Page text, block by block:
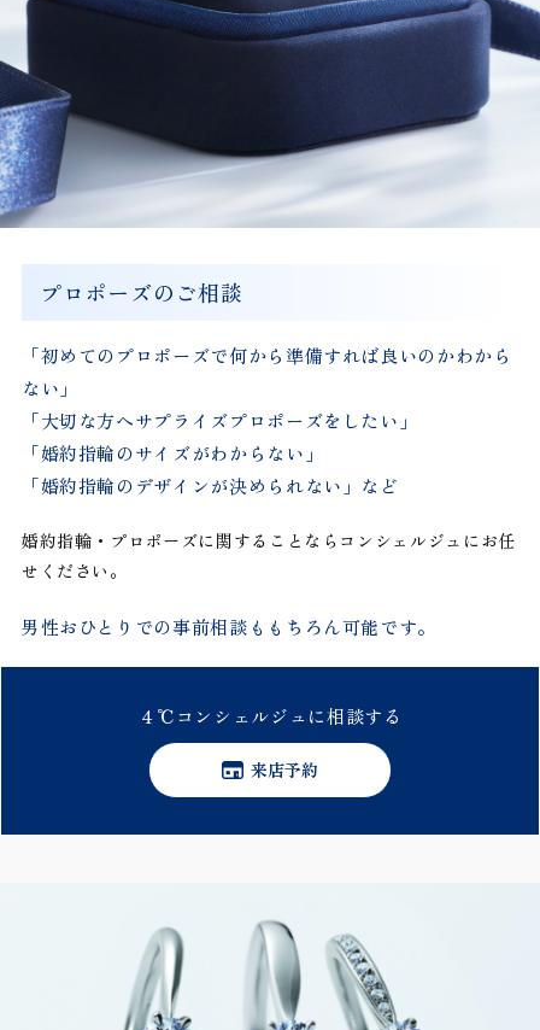
プロポーズのご相談
「初めてのプロポーズで何から準備すれば良いのかわから
ない」
「大切な方へサプライズプロポーズをしたい」
「婚約指輪のサイズがわからない」
「婚約指輪のデザインが決められない」など
婚約指輪・プロポーズに関することならコンシェルジュにお任
せください。
男性おひとりでの事前相談ももちろん可能です。
４℃コンシェルジュに相談する
来店予約